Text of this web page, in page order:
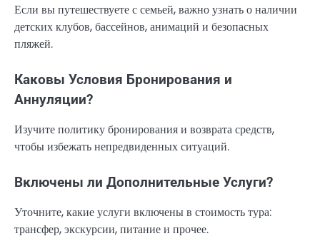
Если вы путешествуете с семьей, важно узнать о наличии
детских клубов, бассейнов, анимаций и безопасных
пляжей.
Каковы Условия Бронирования и
Аннуляции?
Изучите политику бронирования и возврата средств,
чтобы избежать непредвиденных ситуаций.
Включены ли Дополнительные Услуги?
Уточните, какие услуги включены в стоимость тура:
трансфер, экскурсии, питание и прочее.